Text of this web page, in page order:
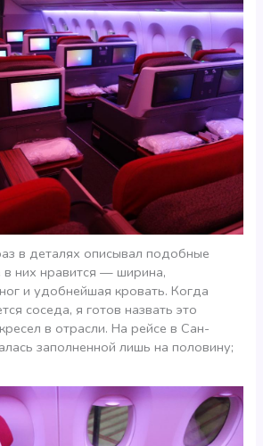
в деталях описывал подобные
в них нравится — ширина,
и удобнейшая кровать. Когда
соседа, я готов назвать это
в отрасли. На рейсе в Сан-
заполненной лишь на половину;